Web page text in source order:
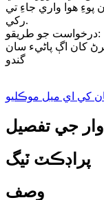
هوا واري جاءِ تي
رکي.
درخواست جو طريقو:
کان اڳ پاڻيء سان
گندو
کي اي ميل موڪليو
جي تفصيل
پراڊڪٽ ٽيگ
وصف